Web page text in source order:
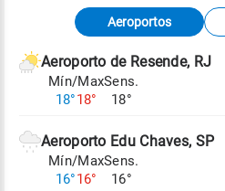
Fonte: dados combinados
meteorológicas e satélite
de Tempo e Estudos
Para obter mais
Aeroportos
Aeroporto de Resende, RJ
Mín/Max
18°18°
Sens.
18°
Aeroporto Edu Chaves, SP
Mín/Max
16°16°
Sens.
16°